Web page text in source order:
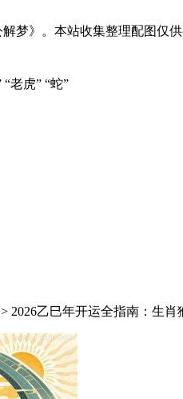
梦》。本站收集整理配图仅供
老虎” “蛇”
> 2026乙巳年开运全指南：生